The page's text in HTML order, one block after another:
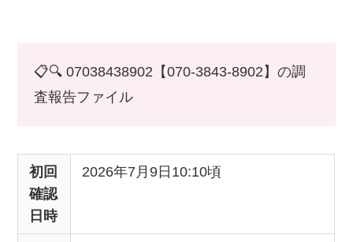
📋🔍 07038438902【070-3843-8902】の調
査報告ファイル
初回
確認
日時
2026年7月9日10:10頃